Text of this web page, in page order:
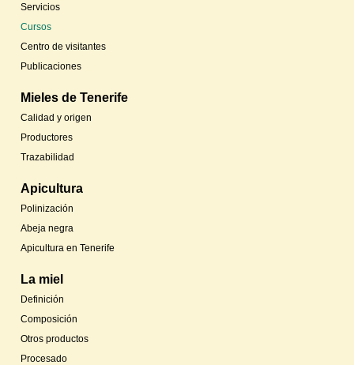
Servicios
Cursos
Centro de visitantes
Publicaciones
Mieles de Tenerife
Calidad y origen
Productores
Trazabilidad
Apicultura
Polinización
Abeja negra
Apicultura en Tenerife
La miel
Definición
Composición
Otros productos
Procesado